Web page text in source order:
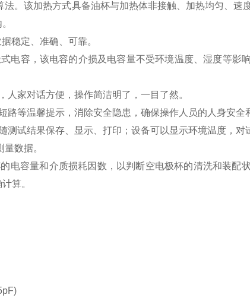
。该加热方式具备油杯与加热体非接触、加热均匀、速
稳定、准确、可靠。
电容，该电容的介损及电容量不受环境温度、湿度等影
家对话方便，操作简洁明了，一目了然。
路等温馨提示，消除安全隐患，确保操作人员的人身安全
测试结果保存、显示、打印；设备可以显示环境温度，对
数据。
电容量和介质损耗因数，以判断空电极杯的清洗和装配
算。